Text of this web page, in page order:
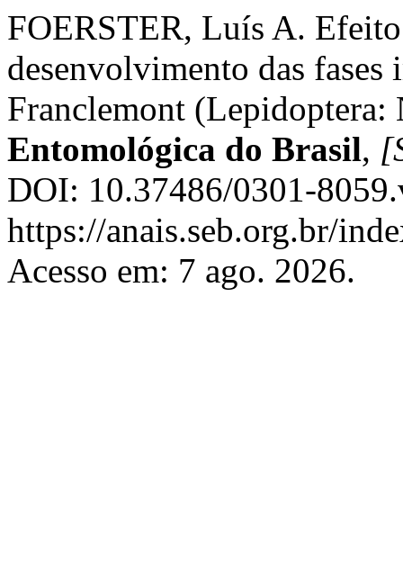
FOERSTER, Luís A.
desenvolvimento das fases
Franclemont
Entomológica do Brasil,
DOI: 10.37486/0301-
https://anais.seb.org.br/
Acesso em: 7 ago. 2026.